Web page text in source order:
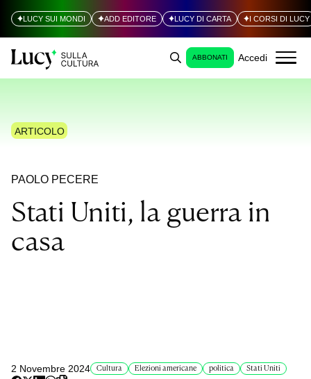
LUCY SUI MONDI ADD EDITORE LUCY DI CARTA I CORSI DI LUCY
ABBONATI Accedi
ARTICOLO
PAOLO PECERE
Stati Uniti, la guerra in
casa
2 Novembre 2024 Cultura Elezioni americane politica Stati Uniti